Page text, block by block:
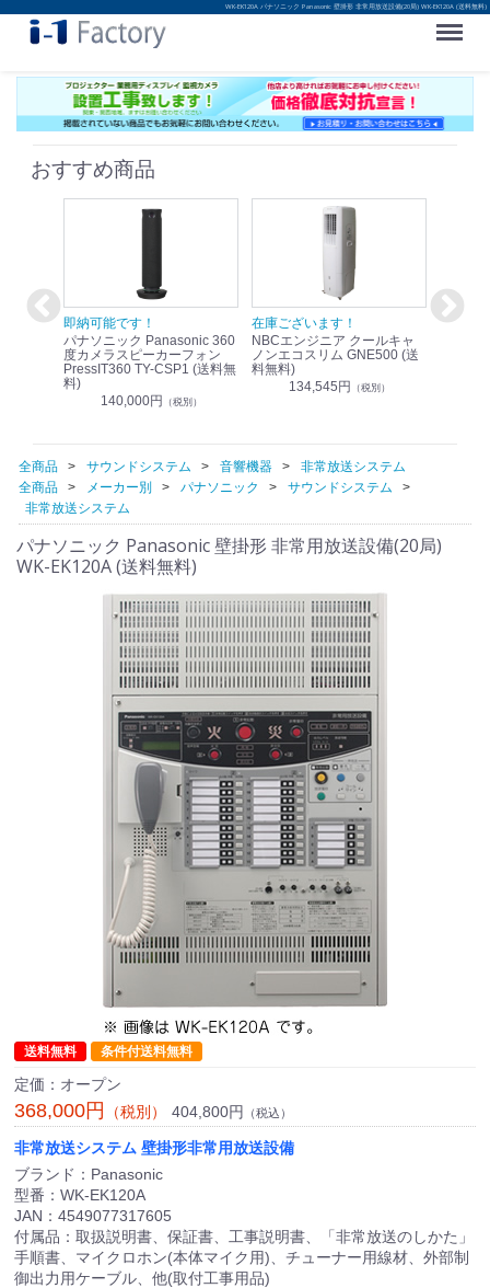
WK-EK120A パナソニック Panasonic 壁掛形 非常用放送設備(20局) WK-EK120A (送料無料)
Menu
おすすめ商品
即納可能です！
パナソニック Panasonic 360
度カメラスピーカーフォン
PressIT360 TY-CSP1 (送料無
料)
140,000円 （税別）
在庫ございます！
NBCエンジニア クールキャ
ノンエコスリム GNE500 (送
料無料)
134,545円 （税別）
即納可
全商品 サウンドシステム 音響機器
非常放送システム
全商品
メーカー別 パナソニック
サウンドシステム
非常放送システム
パナソニック Panasonic 壁掛形 非常用放送設備(20局)
WK-EK120A (送料無料)
送料無料 条件付送料無料
定価：オープン
368,000円 （税別） 404,800円 （税込）
非常放送システム 壁掛形非常用放送設備
ブランド：Panasonic
型番：WK-EK120A
JAN：4549077317605
付属品：取扱説明書、保証書、工事説明書、「非常放送のしかた」
手順書、マイクロホン(本体マイク用)、チューナー用線材、外部制
御出力用ケーブル、他(取付工事用品)